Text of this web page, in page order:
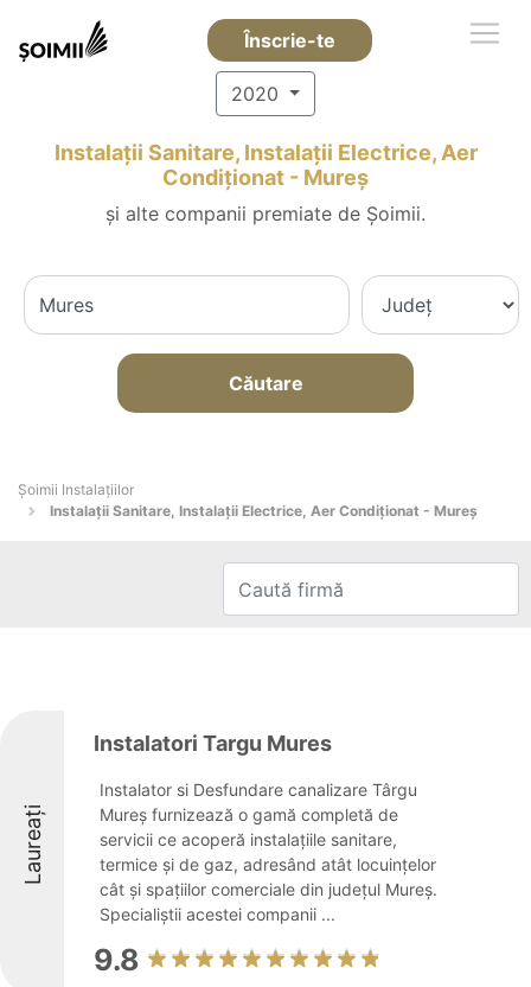
Înscrie-te
2020
Instalații Sanitare, Instalații Electrice, Aer
Condiționat - Mureş
și alte companii premiate de Șoimii.
Căutare
Şoimii Instalaţiilor
Instalații Sanitare, Instalații Electrice, Aer Condiționat - Mureş
Laureați
Instalatori Targu Mures
Instalator si Desfundare canalizare Târgu
Mureș furnizează o gamă completă de
servicii ce acoperă instalațiile sanitare,
termice și de gaz, adresând atât locuințelor
cât și spațiilor comerciale din județul Mureș.
Specialiștii acestei companii ...
9.8